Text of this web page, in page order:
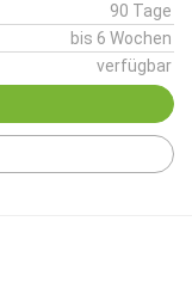
90 Tage
bis 6 Wochen
verfügbar